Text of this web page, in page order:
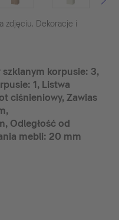
zdjęciu. Dekoracje i
szklanym korpusie: 3,
1, Listwa
ciśnieniowy, Zawias
Odległość od
mebli: 20 mm